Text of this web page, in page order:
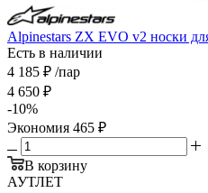
Alpinestars ZX EVO v2 носки
Есть в наличии
4 185 ₽ /пар
4 650 ₽
-10%
Экономия 465 ₽
В корзину
АУТЛЕТ